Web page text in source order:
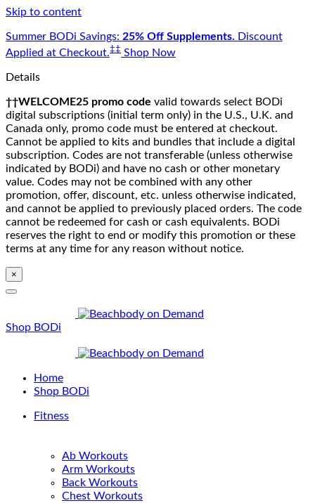
Skip to content
Summer BODi Savings: 25% Off Supplements. Discount
Applied at Checkout.‡‡ Shop Now
Details
††WELCOME25 promo code valid towards select BODi
digital subscriptions (initial term only) in the U.S., U.K. and
Canada only, promo code must be entered at checkout.
Cannot be applied to kits and bundles that include a digital
subscription. Codes are not transferable (unless otherwise
indicated by BODi) and have no cash or other monetary
value. Codes may not be combined with any other
promotion, offer, discount, etc. unless otherwise indicated,
and cannot be applied to previously placed orders. The code
cannot be redeemed for cash or cash equivalents. BODi
reserves the right to end or modify this promotion or these
terms at any time for any reason without notice.
×
Shop BODi
Home
Shop BODi
Fitness
Ab Workouts
Arm Workouts
Back Workouts
Chest Workouts